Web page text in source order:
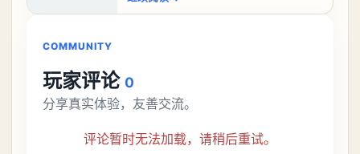
比较高的，对于那些新手玩家并不建议直
COMMUNITY
玩家评论 0
分享真实体验，友善交流。
评论暂时无法加载，请稍后重试。